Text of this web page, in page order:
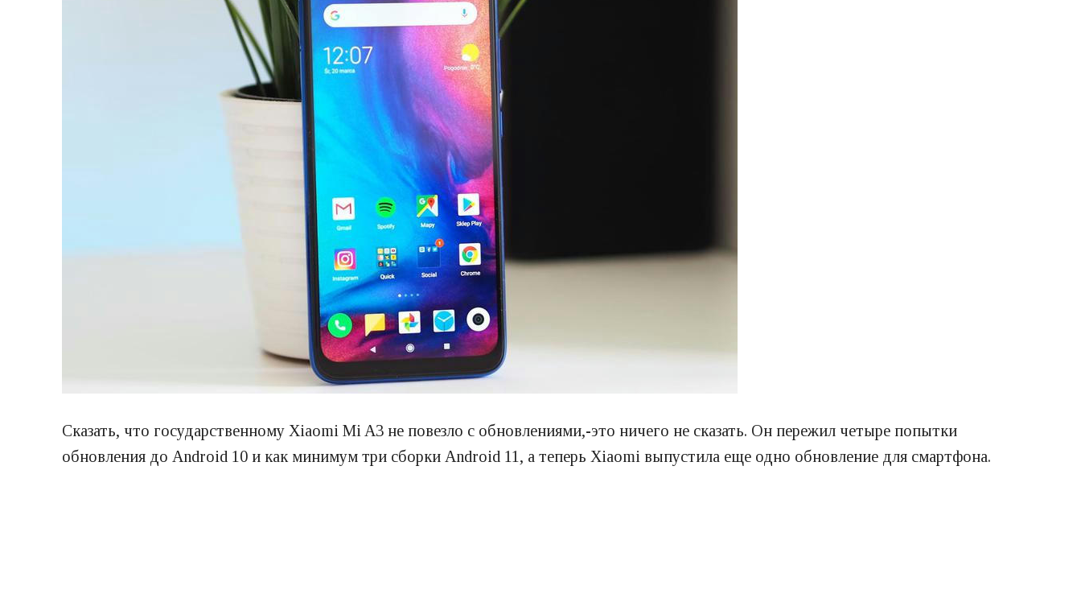
Сказать, что государственному Xiaomi Mi A3 не повезло с обновлениями,-это ничего не сказать. Он пережил четыре попытки
обновления до Android 10 и как минимум три сборки Android 11, а теперь Xiaomi выпустила еще одно обновление для смартфона.